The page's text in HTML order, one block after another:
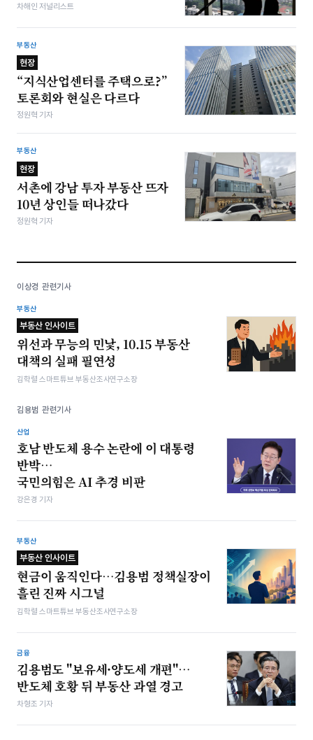
차해인 저널리스트
부동산
현장
“지식산업센터를 주택으로?”
토론회와 현실은 다르다
정원혁 기자
부동산
현장
서촌에 강남 투자 부동산 뜨자
10년 상인들 떠나갔다
정원혁 기자
이상경 관련기사
부동산
부동산 인사이트
위선과 무능의 민낯, 10.15 부동산
대책의 실패 필연성
김학렬 스마트튜브 부동산조사연구소장
김용범 관련기사
산업
호남 반도체 용수 논란에 이 대통령
반박…
국민의힘은 AI 추경 비판
강은경 기자
부동산
부동산 인사이트
현금이 움직인다…김용범 정책실장이
흘린 진짜 시그널
김학렬 스마트튜브 부동산조사연구소장
금융
김용범도 "보유세·양도세 개편"…
반도체 호황 뒤 부동산 과열 경고
차형조 기자